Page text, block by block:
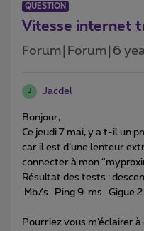
QUESTION
Vitesse internet
Forum|Forum|6
J Jacdel
Bonjour,
Ce jeudi 7 mai, y a t-il un
car il est d’une lenteur
connecter à mon
Résultat des tests :
Mb/s Ping 9 ms Gigue 2
Pourriez vous m’éclairer à